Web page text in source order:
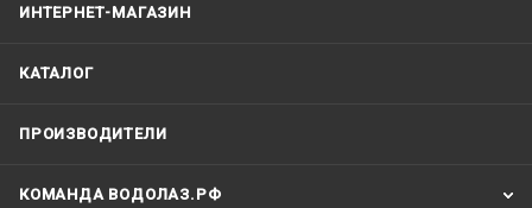
ИНТЕРНЕТ-МАГАЗИН
КАТАЛОГ
ПРОИЗВОДИТЕЛИ
КОМАНДА ВОДОЛАЗ.РФ